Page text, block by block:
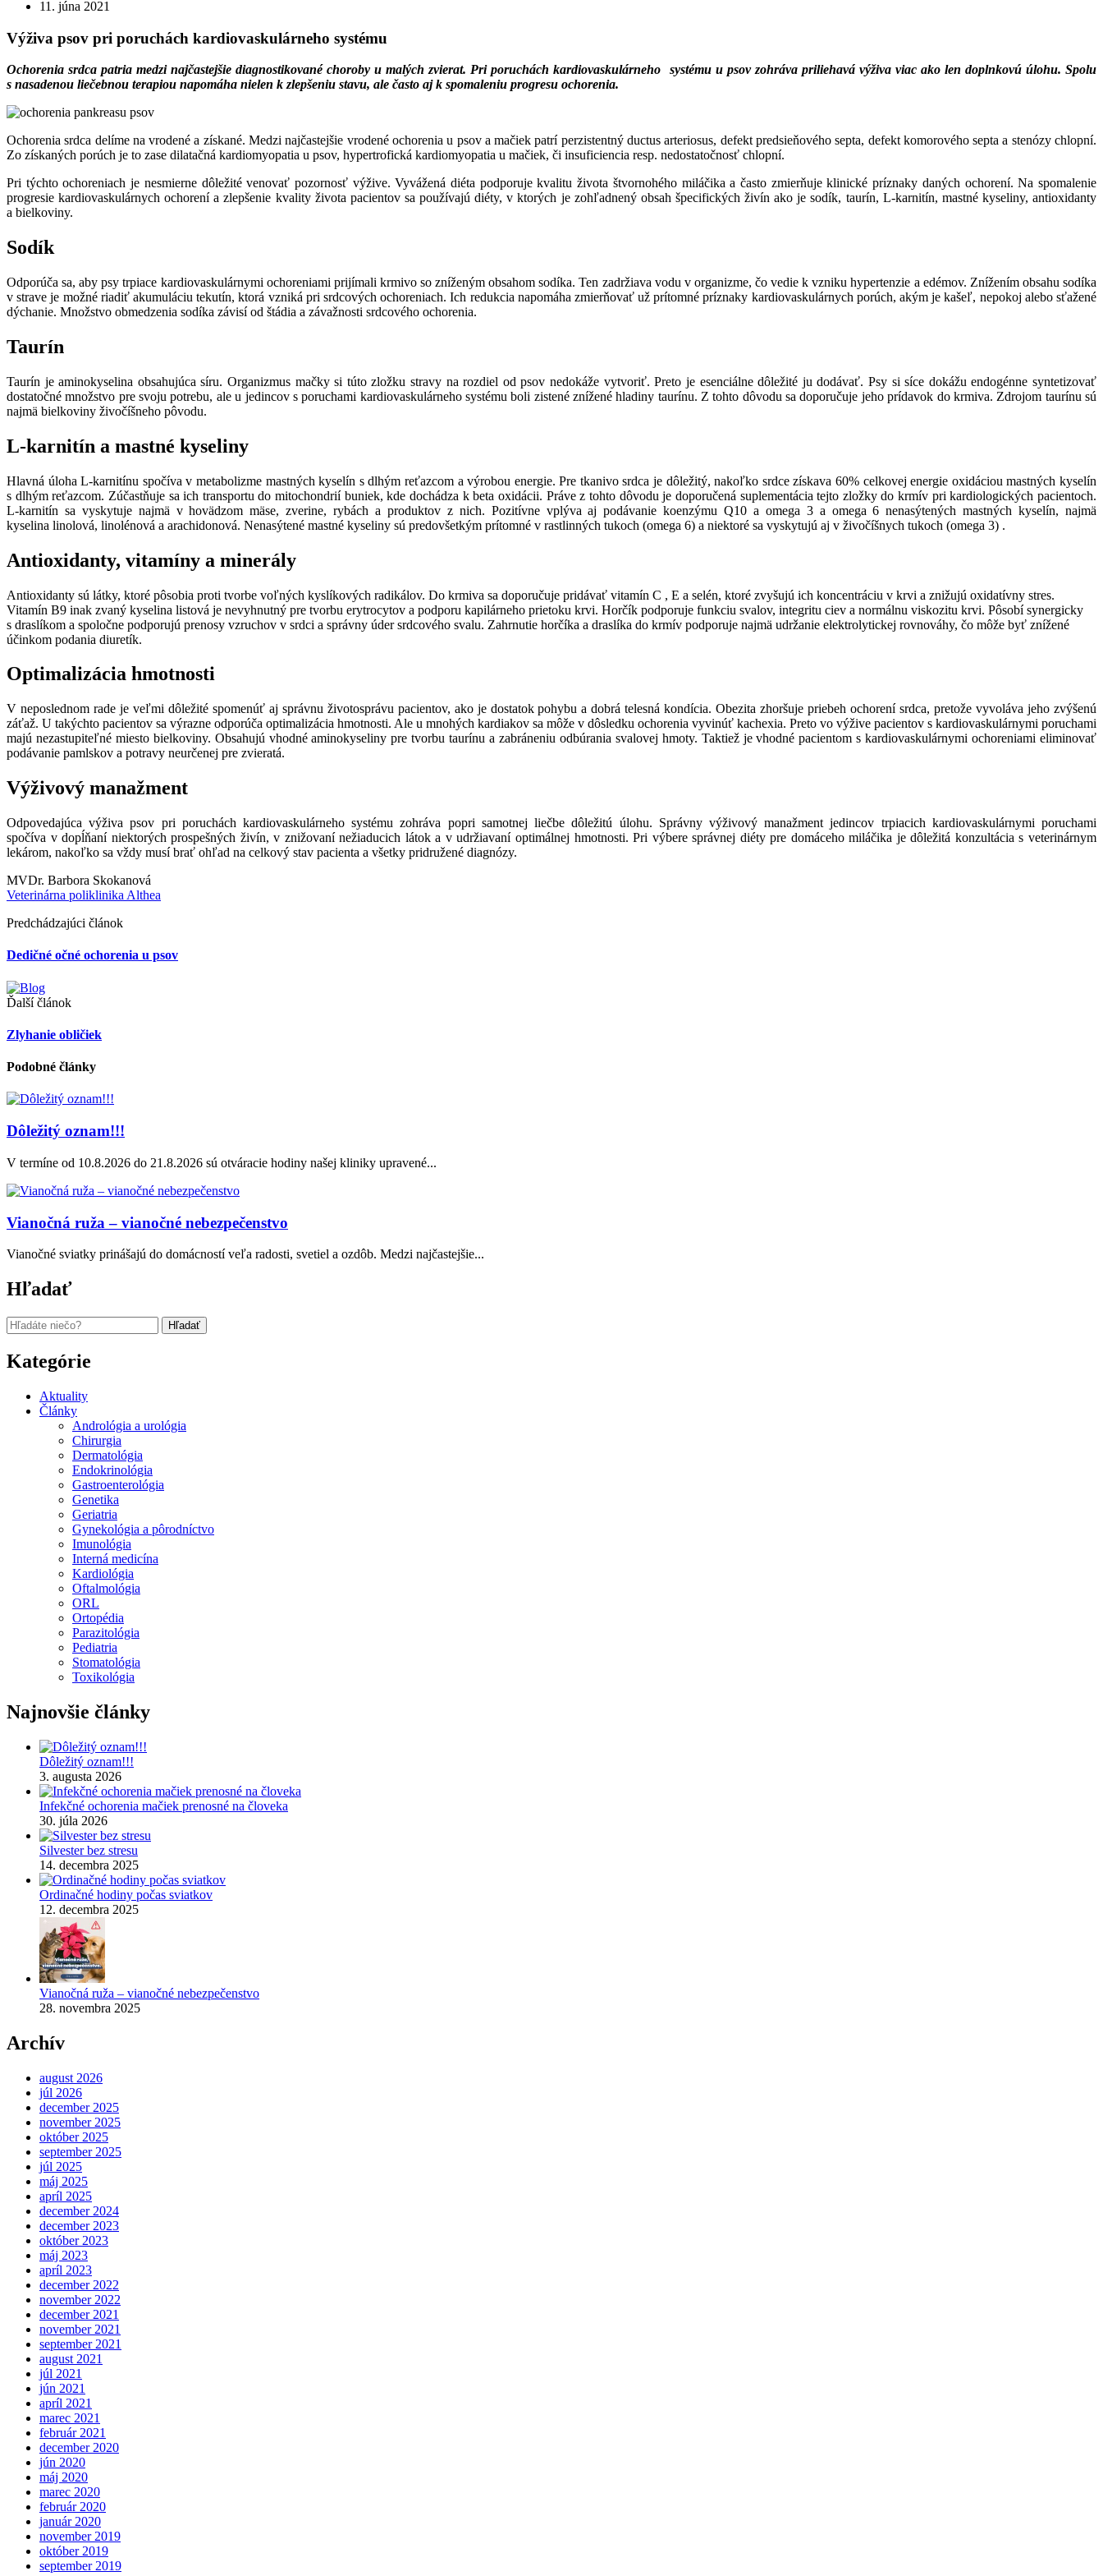
11. júna 2021
Výživa psov pri poruchách kardiovaskulárneho systému
Ochorenia srdca patria medzi najčastejšie diagnostikované choroby u malých zvierat. Pri poruchách kardiovaskulárneho systému u psov zohráva priliehavá výživa viac ako len doplnkovú úlohu. Spolu
s nasadenou liečebnou terapiou napomáha nielen k zlepšeniu stavu, ale často aj k spomaleniu progresu ochorenia.
Ochorenia srdca delíme na vrodené a získané. Medzi najčastejšie vrodené ochorenia u psov a mačiek patrí perzistentný ductus arteriosus, defekt predsieňového septa, defekt komorového septa a stenózy chlopní.
Zo získaných porúch je to zase dilatačná kardiomyopatia u psov, hypertrofická kardiomyopatia u mačiek, či insuficiencia resp. nedostatočnosť chlopní.
Pri týchto ochoreniach je nesmierne dôležité venovať pozornosť výžive. Vyvážená diéta podporuje kvalitu života štvornohého miláčika a často zmierňuje klinické príznaky daných ochorení. Na spomalenie
progresie kardiovaskulárnych ochorení a zlepšenie kvality života pacientov sa používajú diéty, v ktorých je zohľadnený obsah špecifických živín ako je sodík, taurín, L-karnitín, mastné kyseliny, antioxidanty
a bielkoviny.
Sodík
Odporúča sa, aby psy trpiace kardiovaskulárnymi ochoreniami prijímali krmivo so zníženým obsahom sodíka. Ten zadržiava vodu v organizme, čo vedie k vzniku hypertenzie a edémov. Znížením obsahu sodíka
v strave je možné riadiť akumuláciu tekutín, ktorá vzniká pri srdcových ochoreniach. Ich redukcia napomáha zmierňovať už prítomné príznaky kardiovaskulárnych porúch, akým je kašeľ, nepokoj alebo sťažené
dýchanie. Množstvo obmedzenia sodíka závisí od štádia a závažnosti srdcového ochorenia.
Taurín
Taurín je aminokyselina obsahujúca síru. Organizmus mačky si túto zložku stravy na rozdiel od psov nedokáže vytvoriť. Preto je esenciálne dôležité ju dodávať. Psy si síce dokážu endogénne syntetizovať
dostatočné množstvo pre svoju potrebu, ale u jedincov s poruchami kardiovaskulárneho systému boli zistené znížené hladiny taurínu. Z tohto dôvodu sa doporučuje jeho prídavok do krmiva. Zdrojom taurínu sú
najmä bielkoviny živočíšneho pôvodu.
L-karnitín a mastné kyseliny
Hlavná úloha L-karnitínu spočíva v metabolizme mastných kyselín s dlhým reťazcom a výrobou energie. Pre tkanivo srdca je dôležitý, nakoľko srdce získava 60% celkovej energie oxidáciou mastných kyselín
s dlhým reťazcom. Zúčastňuje sa ich transportu do mitochondrií buniek, kde dochádza k beta oxidácii. Práve z tohto dôvodu je doporučená suplementácia tejto zložky do krmív pri kardiologických pacientoch.
L-karnitín sa vyskytuje najmä v hovädzom mäse, zverine, rybách a produktov z nich. Pozitívne vplýva aj podávanie koenzýmu Q10 a omega 3 a omega 6 nenasýtených mastných kyselín, najmä
kyselina linolová, linolénová a arachidonová. Nenasýtené mastné kyseliny sú predovšetkým prítomné v rastlinných tukoch (omega 6) a niektoré sa vyskytujú aj v živočíšnych tukoch (omega 3) .
Antioxidanty, vitamíny a minerály
Antioxidanty sú látky, ktoré pôsobia proti tvorbe voľných kyslíkových radikálov. Do krmiva sa doporučuje pridávať vitamín C , E a selén, ktoré zvyšujú ich koncentráciu v krvi a znižujú oxidatívny stres.
Vitamín B9 inak zvaný kyselina listová je nevyhnutný pre tvorbu erytrocytov a podporu kapilárneho prietoku krvi. Horčík podporuje funkciu svalov, integritu ciev a normálnu viskozitu krvi. Pôsobí synergicky
s draslíkom a spoločne podporujú prenosy vzruchov v srdci a správny úder srdcového svalu. Zahrnutie horčíka a draslíka do krmív podporuje najmä udržanie elektrolytickej rovnováhy, čo môže byť znížené
účinkom podania diuretík.
Optimalizácia hmotnosti
V neposlednom rade je veľmi dôležité spomenúť aj správnu životosprávu pacientov, ako je dostatok pohybu a dobrá telesná kondícia. Obezita zhoršuje priebeh ochorení srdca, pretože vyvoláva jeho zvýšenú
záťaž. U takýchto pacientov sa výrazne odporúča optimalizácia hmotnosti. Ale u mnohých kardiakov sa môže v dôsledku ochorenia vyvinúť kachexia. Preto vo výžive pacientov s kardiovaskulárnymi poruchami
majú nezastupiteľné miesto bielkoviny. Obsahujú vhodné aminokyseliny pre tvorbu taurínu a zabráneniu odbúrania svalovej hmoty. Taktiež je vhodné pacientom s kardiovaskulárnymi ochoreniami eliminovať
podávanie pamlskov a potravy neurčenej pre zvieratá.
Výživový manažment
Odpovedajúca výživa psov pri poruchách kardiovaskulárneho systému zohráva popri samotnej liečbe dôležitú úlohu. Správny výživový manažment jedincov trpiacich kardiovaskulárnymi poruchami
spočíva v dopĺňaní niektorých prospešných živín, v znižovaní nežiaducich látok a v udržiavaní optimálnej hmotnosti. Pri výbere správnej diéty pre domáceho miláčika je dôležitá konzultácia s veterinárnym
lekárom, nakoľko sa vždy musí brať ohľad na celkový stav pacienta a všetky pridružené diagnózy.
MVDr. Barbora Skokanová
Veterinárna poliklinika Althea
Predchádzajúci článok
Dedičné očné ochorenia u psov
Ďalší článok
Zlyhanie obličiek
Podobné články
Dôležitý oznam!!!
V termíne od 10.8.2026 do 21.8.2026 sú otváracie hodiny našej kliniky upravené...
Vianočná ruža – vianočné nebezpečenstvo
Vianočné sviatky prinášajú do domácností veľa radosti, svetiel a ozdôb. Medzi najčastejšie...
Hľadať
Hľadať:
Kategórie
Aktuality
Články
Andrológia a urológia
Chirurgia
Dermatológia
Endokrinológia
Gastroenterológia
Genetika
Geriatria
Gynekológia a pôrodníctvo
Imunológia
Interná medicína
Kardiológia
Oftalmológia
ORL
Ortopédia
Parazitológia
Pediatria
Stomatológia
Toxikológia
Najnovšie články
Dôležitý oznam!!!
3. augusta 2026
Infekčné ochorenia mačiek prenosné na človeka
30. júla 2026
Silvester bez stresu
14. decembra 2025
Ordinačné hodiny počas sviatkov
12. decembra 2025
Vianočná ruža – vianočné nebezpečenstvo
28. novembra 2025
Archív
august 2026
júl 2026
december 2025
november 2025
október 2025
september 2025
júl 2025
máj 2025
apríl 2025
december 2024
december 2023
október 2023
máj 2023
apríl 2023
december 2022
november 2022
december 2021
november 2021
september 2021
august 2021
júl 2021
jún 2021
apríl 2021
marec 2021
február 2021
december 2020
jún 2020
máj 2020
marec 2020
február 2020
január 2020
november 2019
október 2019
september 2019